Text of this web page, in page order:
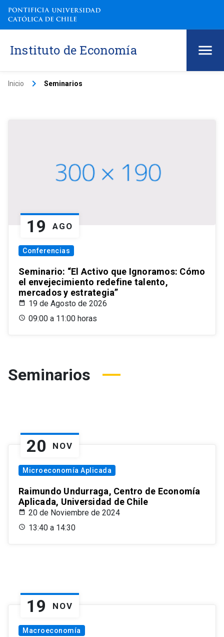
Instituto de Economía
Inicio keyboard_arrow_right Seminarios
19 AGO
Conferencias
Seminario: “El Activo que Ignoramos: Cómo
el envejecimiento redefine talento,
mercados y estrategia”
19 de Agosto de 2026
09:00 a 11:00 horas
Seminarios
20 NOV
Microeconomía Aplicada
Raimundo Undurraga, Centro de Economía
Aplicada, Universidad de Chile
20 de Noviembre de 2024
13:40 a 14:30
19 NOV
Macroeconomía